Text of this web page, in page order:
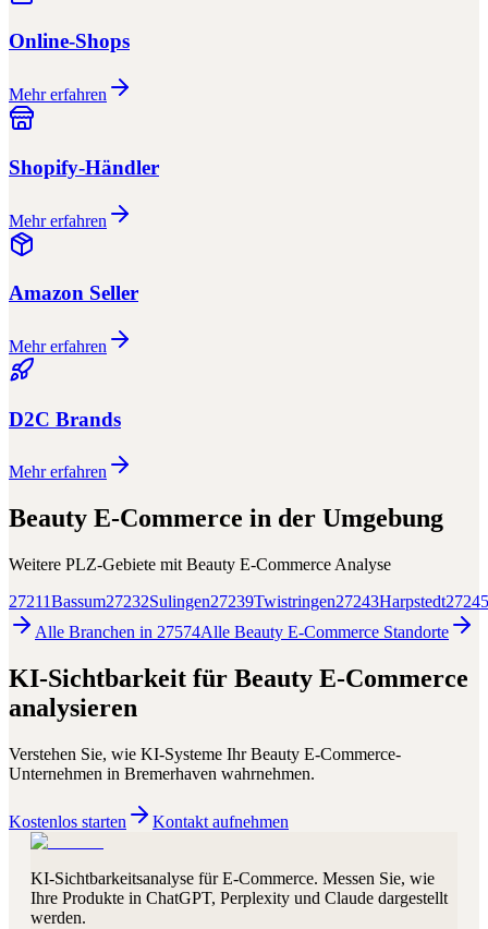
Online-Shops
Mehr erfahren
Shopify-Händler
Mehr erfahren
Amazon Seller
Mehr erfahren
D2C Brands
Mehr erfahren
Beauty E-Commerce in der Umgebung
Weitere PLZ-Gebiete mit Beauty E-Commerce Analyse
27211Bassum27232Sulingen27239Twistringen27243Harpstedt27245
Alle Branchen in 27574Alle Beauty E-Commerce Standorte
KI-Sichtbarkeit für Beauty E-Commerce
analysieren
Verstehen Sie, wie KI-Systeme IhrBeauty E-Commerce-
Unternehmen in Bremerhaven wahrnehmen.
Kostenlos starten Kontakt aufnehmen
KI-Sichtbarkeitsanalyse für E-Commerce. Messen Sie, wie
Ihre Produkte in ChatGPT, Perplexity und Claude dargestellt
werden.